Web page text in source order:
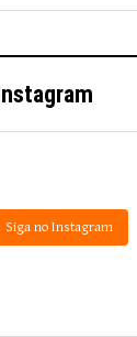
Instagram
Siga no Instagram